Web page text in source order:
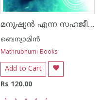
മനുഷ്യന്‍ എന്ന സഹജീവി
ബെന്യാമിന്‍
Mathrubhumi Books
Add to Cart
Rs 120.00